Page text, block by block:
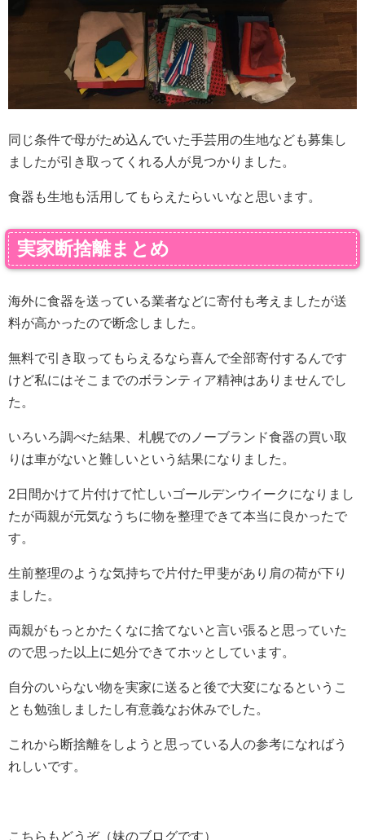
同じ条件で母がため込んでいた手芸用の生地なども募集し
ましたが引き取ってくれる人が見つかりました。
食器も生地も活用してもらえたらいいなと思います。
実家断捨離まとめ
海外に食器を送っている業者などに寄付も考えましたが送
料が高かったので断念しました。
無料で引き取ってもらえるなら喜んで全部寄付するんです
けど私にはそこまでのボランティア精神はありませんでし
た。
いろいろ調べた結果、札幌でのノーブランド食器の買い取
りは車がないと難しいという結果になりました。
2日間かけて片付けて忙しいゴールデンウイークになりまし
たが両親が元気なうちに物を整理できて本当に良かったで
す。
生前整理のような気持ちで片付た甲斐があり肩の荷が下り
ました。
両親がもっとかたくなに捨てないと言い張ると思っていた
ので思った以上に処分できてホッとしています。
自分のいらない物を実家に送ると後で大変になるというこ
とも勉強しましたし有意義なお休みでした。
これから断捨離をしようと思っている人の参考になればう
れしいです。
こちらもどうぞ（妹のブログです）